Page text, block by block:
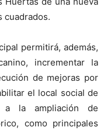
cuadrados.
permitirá, además,
incrementar la
de mejoras por
el local social de
la ampliación de
como principales